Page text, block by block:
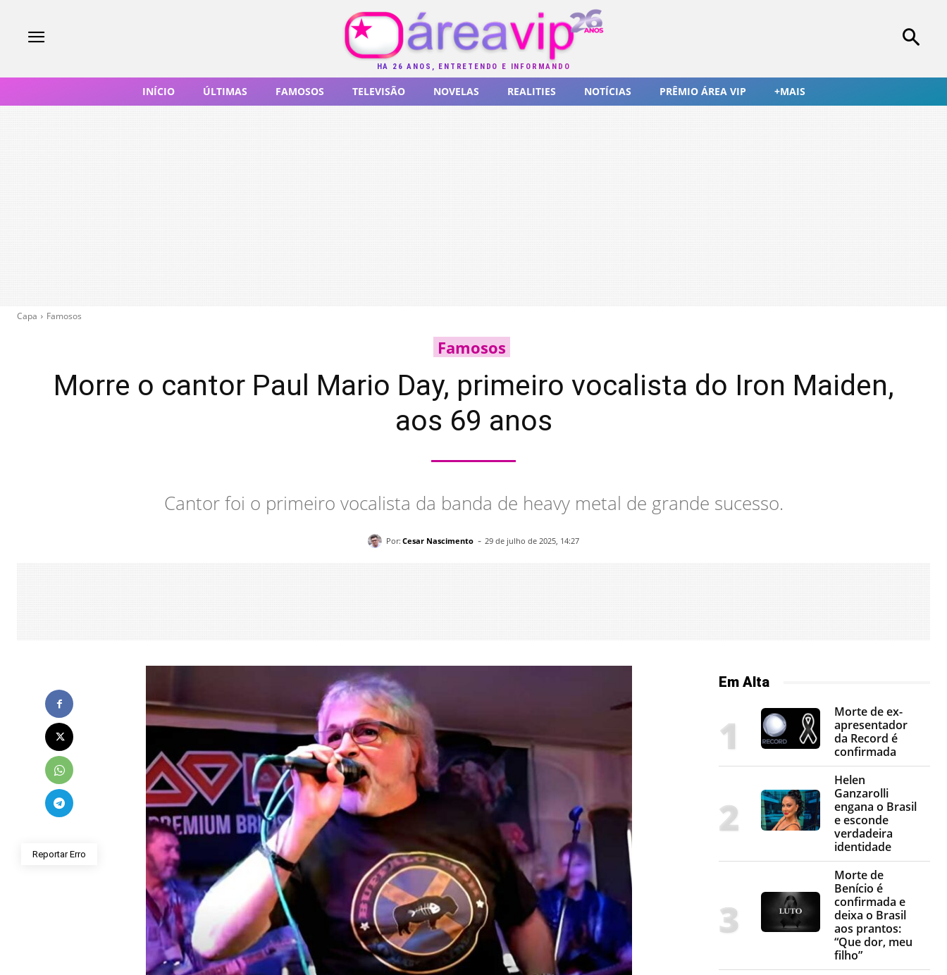
HÁ 26 ANOS, ENTRETENDO E INFORMANDO
INÍCIO ÚLTIMAS FAMOSOS TELEVISÃO NOVELAS REALITIES NOTÍCIAS PRÊMIO ÁREA VIP +MAIS
Capa Famosos
Famosos
Morre o cantor Paul Mario Day, primeiro vocalista do Iron Maiden,
aos 69 anos
Cantor foi o primeiro vocalista da banda de heavy metal de grande sucesso.
Por: Cesar Nascimento - 29 de julho de 2025, 14:27
Reportar Erro
Em Alta
Morte de ex-
apresentador
da Record é
confirmada
Helen
Ganzarolli
engana o Brasil
e esconde
verdadeira
identidade
Morte de
Benício é
confirmada e
deixa o Brasil
aos prantos:
“Que dor, meu
filho”